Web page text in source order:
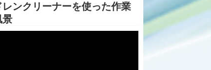
レンクリーナーを使った作業
景